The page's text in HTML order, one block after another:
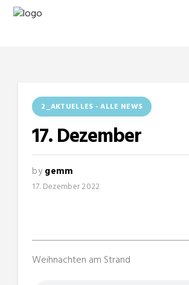
2_AKTUELLES - ALLE NEWS
17. Dezember
bygemm
17. Dezember 2022
Weihnachten am Strand